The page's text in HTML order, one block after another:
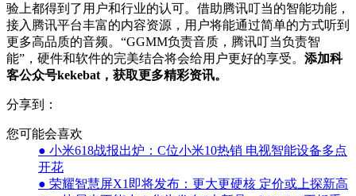
验上都得到了用户和行业的认可。借助腾讯叮当的智能功能，
接入腾讯平台丰富的内容资源，用户将能通过简单的方式听到
更多高品质的音频。“GGMM负责音质，腾讯叮当负责智
能”，硬件和软件的完美结合将会给用户更好的享受。 添加科
客公众号kekebat，获取更多精彩资讯。
分享到：
您可能会喜欢
● 小米618战报出炉：C位小米10热销 电视智能设备多点
开花
● 荣耀智慧屏X1即将发布：更大更硬核 定价或上探新高